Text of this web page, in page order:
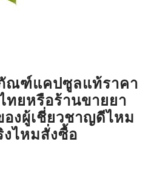
ณฑ์แคปซูลแท้ราคา
ทยหรือร้านขายยา
งผู้เชี่ยวชาญดีไหม
ไหมสั่งซื้อ